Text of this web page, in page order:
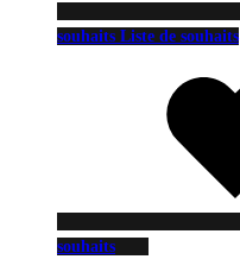
souhaits Liste de souhaits
souhaits